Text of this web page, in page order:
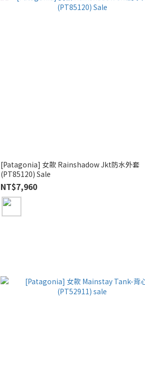
[Patagonia] 女款 Rainshadow Jkt防水外套
(PT85120) Sale
NT$7,960